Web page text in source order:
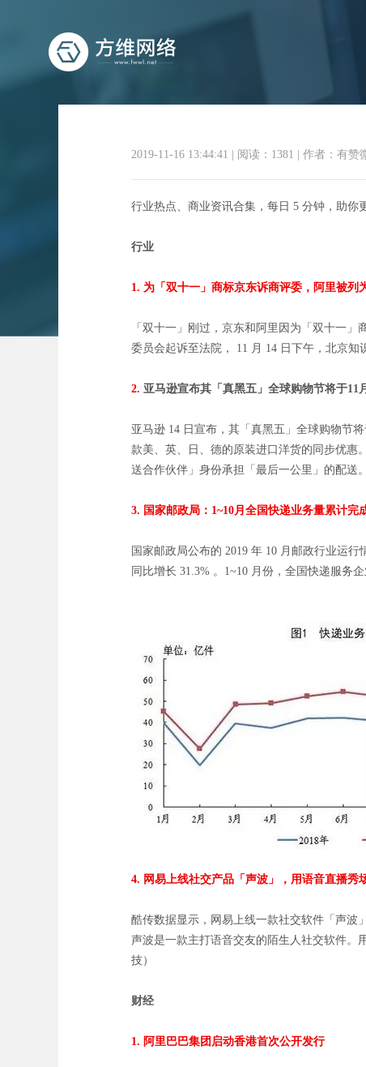
商业
2019-11-16 13:44:41 阅读：1381 作者：有赞
行业热点、商业资讯合集，每日 5 分钟，助你
行业
1. 为「双十一」商标京东诉商评委，阿里被列
「双十一」刚过，京东和阿里因为「双十一
委员会起诉至法院， 11 月 14 日下午，北京
2. 亚马逊宣布其「真黑五」全球购物节将于11
亚马逊 14 日宣布，其「真黑五」全球购物节
款美、英、日、德的原装进口洋货的同步优惠
送合作伙伴」身份承担「最后一公里」的配送。
3. 国家邮政局：1~10月全国快递业务量累计完
国家邮政局公布的 2019 年 10 月邮政行业运
同比增长 31.3% 。1~10 月份，全国快递服务
4. 网易上线社交产品「声波」，用语音直播秀
酷传数据显示，网易上线一款社交软件「声波
声波是一款主打语音交友的陌生人社交软件。
技）
财经
1. 阿里巴巴集团启动香港首次公开发行